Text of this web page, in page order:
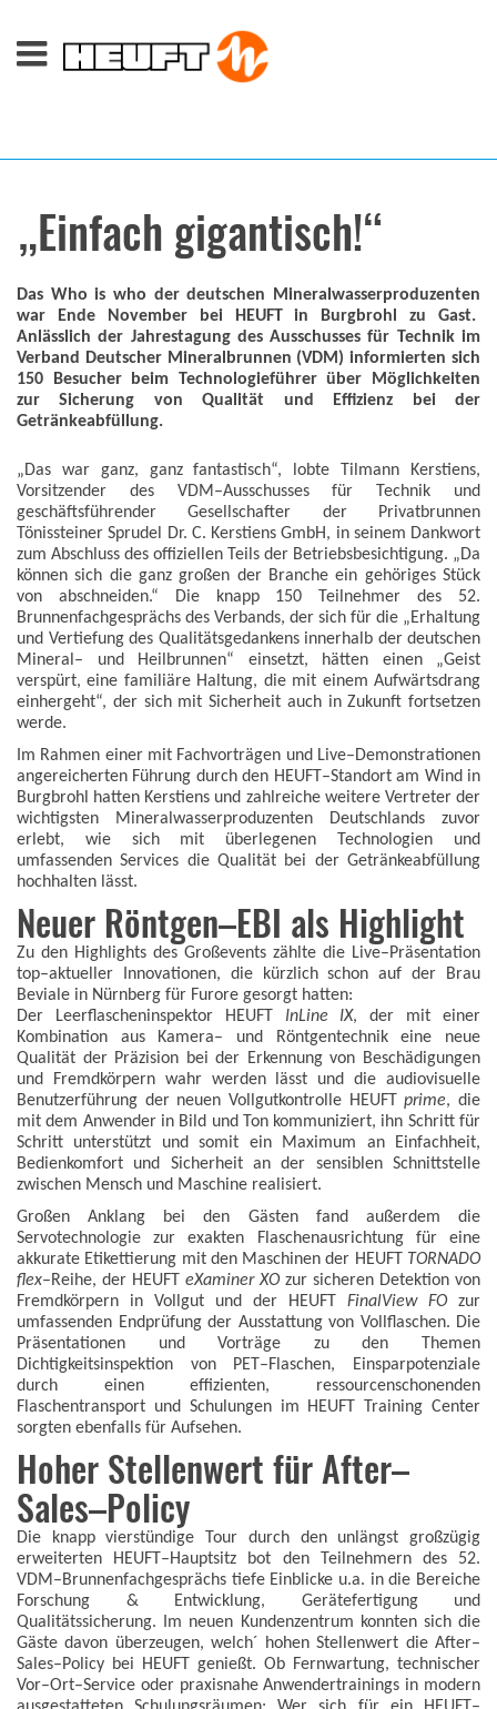
„Einfach gigantisch!“
Das Who is who der deutschen Mineralwasserproduzenten
war Ende November bei HEUFT in Burgbrohl zu Gast.
Anlässlich der Jahrestagung des Ausschusses für Technik im
Verband Deutscher Mineralbrunnen (VDM) informierten sich
150 Besucher beim Technologieführer über Möglichkeiten
zur Sicherung von Qualität und Effizienz bei der
Getränkeabfüllung.
„Das war ganz, ganz fantastisch“, lobte Tilmann Kerstiens,
Vorsitzender des VDM–Ausschusses für Technik und
geschäftsführender Gesellschafter der Privatbrunnen
Tönissteiner Sprudel Dr. C. Kerstiens GmbH, in seinem Dankwort
zum Abschluss des offiziellen Teils der Betriebsbesichtigung. „Da
können sich die ganz großen der Branche ein gehöriges Stück
von abschneiden.“ Die knapp 150 Teilnehmer des 52.
Brunnenfachgesprächs des Verbands, der sich für die „Erhaltung
und Vertiefung des Qualitätsgedankens innerhalb der deutschen
Mineral– und Heilbrunnen“ einsetzt, hätten einen „Geist
verspürt, eine familiäre Haltung, die mit einem Aufwärtsdrang
einhergeht“, der sich mit Sicherheit auch in Zukunft fortsetzen
werde.
Im Rahmen einer mit Fachvorträgen und Live–Demonstrationen
angereicherten Führung durch den HEUFT–Standort am Wind in
Burgbrohl hatten Kerstiens und zahlreiche weitere Vertreter der
wichtigsten Mineralwasserproduzenten Deutschlands zuvor
erlebt, wie sich mit überlegenen Technologien und
umfassenden Services die Qualität bei der Getränkeabfüllung
hochhalten lässt.
Neuer Röntgen–EBI als Highlight
Zu den Highlights des Großevents zählte die Live–Präsentation
top–aktueller Innovationen, die kürzlich schon auf der Brau
Beviale in Nürnberg für Furore gesorgt hatten:
Der Leerflascheninspektor HEUFT InLine IX, der mit einer
Kombination aus Kamera– und Röntgentechnik eine neue
Qualität der Präzision bei der Erkennung von Beschädigungen
und Fremdkörpern wahr werden lässt und die audiovisuelle
Benutzerführung der neuen Vollgutkontrolle HEUFTprime, die
mit dem Anwender in Bild und Ton kommuniziert, ihn Schritt für
Schritt unterstützt und somit ein Maximum an Einfachheit,
Bedienkomfort und Sicherheit an der sensiblen Schnittstelle
zwischen Mensch und Maschine realisiert.
Großen Anklang bei den Gästen fand außerdem die
Servotechnologie zur exakten Flaschenausrichtung für eine
akkurate Etikettierung mit den Maschinen der HEUFT
TORNADO
flex–Reihe, der HEUFT eXaminer XOzur sicheren Detektion von
Fremdkörpern in Vollgut und der HEUFT FinalView FOzur
umfassenden Endprüfung der Ausstattung von Vollflaschen. Die
Präsentationen und Vorträge zu den Themen
Dichtigkeitsinspektion von PET–Flaschen, Einsparpotenziale
durch einen effizienten, ressourcenschonenden
Flaschentransport und Schulungen im HEUFT Training Center
sorgten ebenfalls für Aufsehen.
Hoher Stellenwert für After–
Sales–Policy
Die knapp vierstündige Tour durch den unlängst großzügig
erweiterten HEUFT–Hauptsitz bot den Teilnehmern des 52.
VDM–Brunnenfachgesprächs tiefe Einblicke u.a. in die Bereiche
Forschung & Entwicklung, Gerätefertigung und
Qualitätssicherung. Im neuen Kundenzentrum konnten sich die
Gäste davon überzeugen, welch´ hohen Stellenwert die After–
Sales–Policy bei HEUFT genießt. Ob Fernwartung, technischer
Vor–Ort–Service oder praxisnahe Anwendertrainings in modern